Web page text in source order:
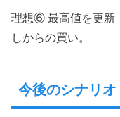
理想⑥ 最高値を更新
しからの買い。
今後のシナリオ